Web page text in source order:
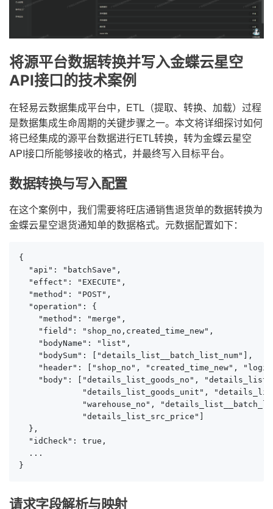
将源平台数据转换并写入金蝶云星空
API接口的技术案例
在轻易云数据集成平台中，ETL（提取、转换、加载）过程
是数据集成生命周期的关键步骤之一。本文将详细探讨如何
将已经集成的源平台数据进行ETL转换，转为金蝶云星空
API接口所能够接收的格式，并最终写入目标平台。
数据转换与写入配置
在这个案例中，我们需要将旺店通销售退货单的数据转换为
金蝶云星空退货通知单的数据格式。元数据配置如下：
{
  "api": "batchSave",
  "effect": "EXECUTE",
  "method": "POST",
  "operation": {
    "method": "merge",
    "field": "shop_no,created_time_new",
    "bodyName": "list",
    "bodySum": ["details_list__batch_list_num"],
"header": ["shop_no", "created_time_new",
"body": ["details_list_goods_no",
"details_list_goods_unit",
"warehouse_no",
             "details_list_src_price"]
  },
  "idCheck": true,
  ...
}
请求字段解析与映射